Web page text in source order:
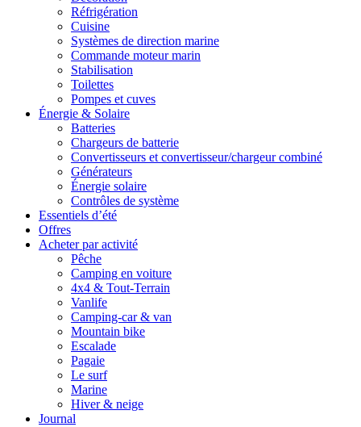
Réfrigération
Cuisine
Systèmes de direction marine
Commande moteur marin
Stabilisation
Toilettes
Pompes et cuves
Énergie & Solaire
Batteries
Chargeurs de batterie
Convertisseurs et convertisseur/chargeur combiné
Générateurs
Énergie solaire
Contrôles de système
Essentiels d’été
Offres
Acheter par activité
Pêche
Camping en voiture
4x4 & Tout-Terrain
Vanlife
Camping-car & van
Mountain bike
Escalade
Pagaie
Le surf
Marine
Hiver & neige
Journal